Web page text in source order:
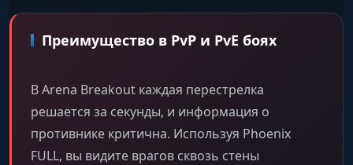
Преимущество в PvP и PvE боях
В Arena Breakout каждая перестрелка
решается за секунды, и информация о
противнике критична. Используя Phoenix
FULL, вы видите врагов сквозь стены